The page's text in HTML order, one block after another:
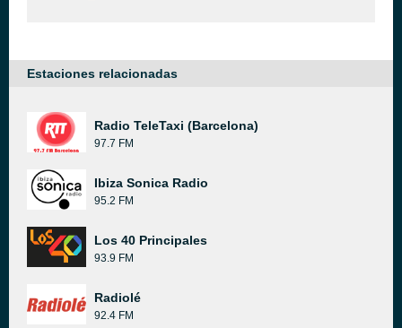
Estaciones relacionadas
Radio TeleTaxi (Barcelona)
97.7 FM
Ibiza Sonica Radio
95.2 FM
Los 40 Principales
93.9 FM
Radiolé
92.4 FM